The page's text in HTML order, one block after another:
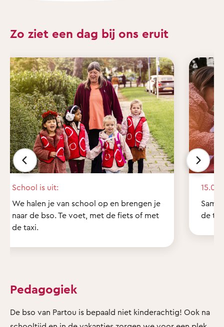
Zo ziet een dag bij ons eruit
School is uit:
We halen je van school op en brengen je
naar de bso. Te voet, met de fiets of met
de taxi.
15.00
de
Pedagogiek
De bso van Partou is bepaald niet kinderachtig! Ook na